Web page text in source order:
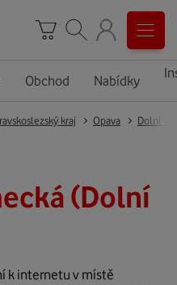
Obchod Nabídky
kraj Opava Dolní
(Dolní
k internetu v místě